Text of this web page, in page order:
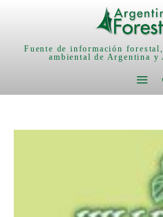
Fuente de información
ambiental de Argentina y